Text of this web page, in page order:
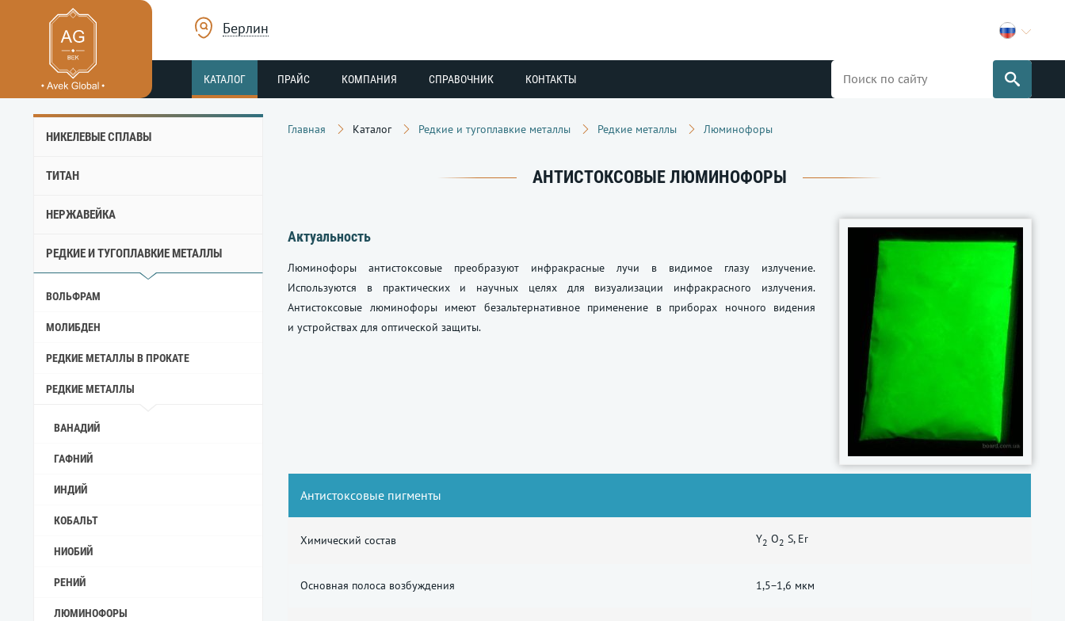
Берлин
КАТАЛОГ ПРАЙС КОМПАНИЯ СПРАВОЧНИК КОНТАКТЫ
НИКЕЛЕВЫЕ СПЛАВЫ
ТИТАН
НЕРЖАВЕЙКА
РЕДКИЕ И ТУГОПЛАВКИЕ МЕТАЛЛЫ
ВОЛЬФРАМ
МОЛИБДЕН
РЕДКИЕ МЕТАЛЛЫ В ПРОКАТЕ
РЕДКИЕ МЕТАЛЛЫ
ВАНАДИЙ
ГАФНИЙ
ИНДИЙ
КОБАЛЬТ
НИОБИЙ
РЕНИЙ
ЛЮМИНОФОРЫ
Главная Каталог Редкие и тугоплавкие металлы Редкие металлы Люминофоры
АНТИСТОКСОВЫЕ ЛЮМИНОФОРЫ
Актуальность
Люминофоры антистоксовые преобразуют инфракрасные лучи в видимое глазу излучение.
Используются в практических и научных целях для визуализации инфракрасного излучения.
Антистоксовые люминофоры имеют безальтернативное применение в приборах ночного видения
и устройствах для оптической защиты.
Антистоксовые пигменты
Химический состав Y2 O2 S, Er
Основная полоса возбуждения 1,5−1,6 мкм